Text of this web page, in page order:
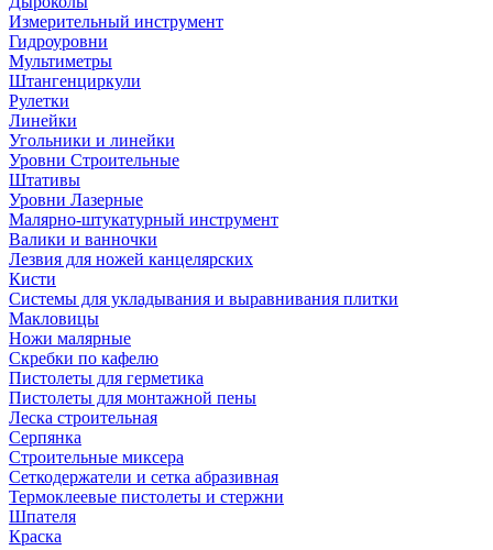
Измерительный инструмент
Гидроуровни
Мультиметры
Штангенциркули
Рулетки
Линейки
Угольники и линейки
Уровни Строительные
Штативы
Уровни Лазерные
Малярно-штукатурный инструмент
Валики и ванночки
Лезвия для ножей канцелярских
Кисти
Системы для укладывания и выравнивания плитки
Макловицы
Ножи малярные
Скребки по кафелю
Пистолеты для герметика
Пистолеты для монтажной пены
Леска строительная
Серпянка
Строительные миксера
Сеткодержатели и сетка абразивная
Термоклеевые пистолеты и стержни
Шпателя
Краска